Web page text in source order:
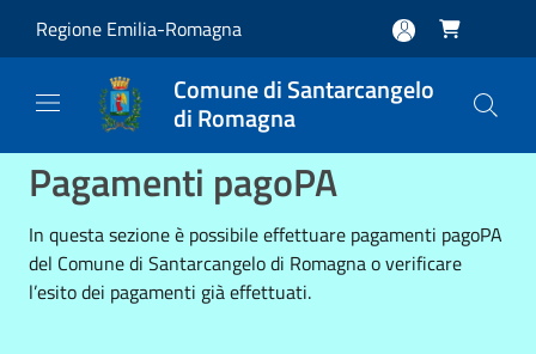
Regione Emilia-Romagna 
Comune di Santarcangelo
di Romagna
Pagamenti pagoPA
In questa sezione è possibile effettuare pagamenti pagoPA
del Comune di Santarcangelo di Romagna o verificare
l’esito dei pagamenti già effettuati.